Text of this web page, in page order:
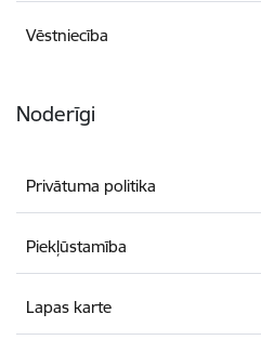
Vēstniecība
Noderīgi
Privātuma politika
Piekļūstamība
Lapas karte